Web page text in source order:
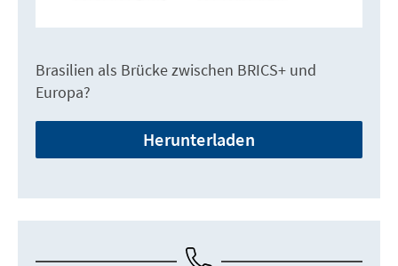
Brasilien als Brücke zwischen BRICS+ und
Europa?
Herunterladen